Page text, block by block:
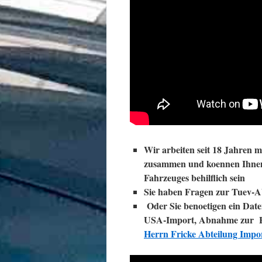
Wir arbeiten seit 18 Jahren
zusammen und koennen
Fahrzeuges behilflich sein
Sie haben Fragen zur Tuev-
Oder Sie benoetigen ein
USA-Import, Abnahme zur
Herrn Fricke Abteilung